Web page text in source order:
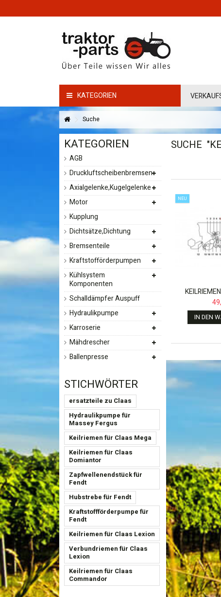
KATEGORIEN
Suche
SUCHE
NEU
IN DEN
KATEGORIEN
AGB
Druckluftscheibenbremsen
Axialgelenke,Kugelgelenke
Motor
Kupplung
Dichtsätze,Dichtung
Bremsenteile
Kraftstofförderpumpen
Kühlsystem
Komponenten
Schalldämpfer Auspuff
Hydraulikpumpe
Karroserie
Mähdrescher
Ballenpresse
STICHWÖRTER
ersatzteile zu Claas
Hydraulikpumpe für
Massey Fergus
Keilriemen für Claas Mega
Keilriemen für Claas
Domiantor
Zapfwellenendstück für
Fendt
Hubstrebe für Fendt
Kraftstoffförderpumpe für
Fendt
Keilriemen für Claas Lexion
Verbundriemen für Claas
Lexion
Keilriemen für Claas
Commandor